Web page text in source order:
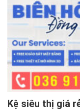
Kệ siêu thị giá